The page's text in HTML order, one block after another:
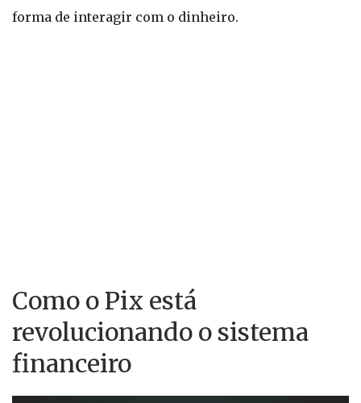
forma de interagir com o dinheiro.
Como o Pix está
revolucionando o sistema
financeiro